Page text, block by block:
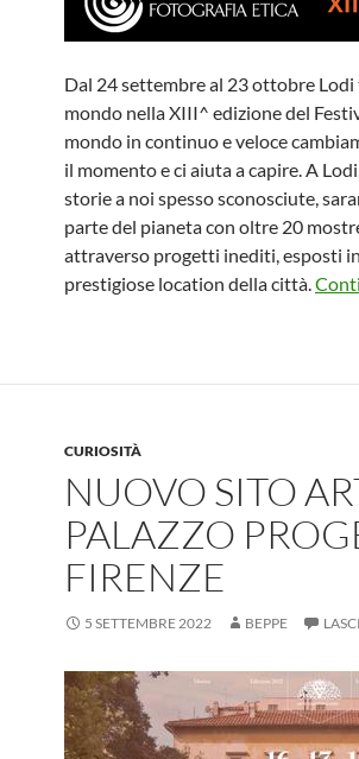
Dal 24 settembre al 23 ottobre
mondo nella XIII^ edizione del
mondo in continuo e veloce
il momento e ci aiuta a capire. A
storie a noi spesso sconosciute,
parte del pianeta con oltre 20
attraverso progetti inediti, esposti in
prestigiose location della città.
CURIOSITÀ
NUOVO SITO
PALAZZO
FIRENZE
5 SETTEMBRE 2022 BEPPE